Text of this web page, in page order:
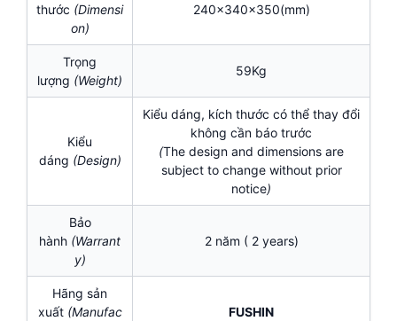
thước (Dimensi
on)
240x340x350(mm)
Trọng
lượng (Weight)
59Kg
Kiểu
dáng (Design)
Kiểu dáng, kích thước có thể thay đổi
không cần báo trước
(The design and dimensions are
subject to change without prior
notice)
Bảo
hành (Warrant
y)
2 năm ( 2 years)
Hãng sản
xuất (Manufac
FUSHIN